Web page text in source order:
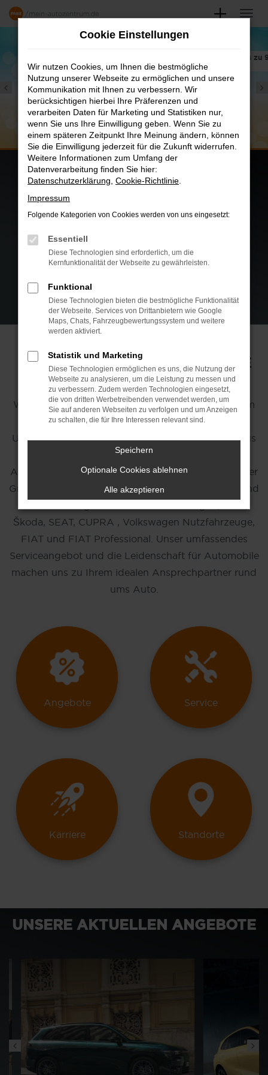
Zum
Hauptinhalt
MAZ / MEIN-AUTOZENTRUM.DE
Willkommen bei maz/mein-autozentrum.de – Ihrem
kompetenten Partner für Mobilität. Unsere
Unternehmensgruppe, bestehend aus der Autohaus
Wolter GmbH, Dannacker & Laudien GmbH,
Autohaus Könecke M&M GmbH und Autohaus Niber
GmbH, bietet Ihnen eine breite Auswahl an Neu- und
Škoda, SEAT, CUPRA , Volkswagen Nutzfahrzeuge,
FIAT und FIAT Professional. Unser umfassendes
Serviceangebot und die Leidenschaft für Automobile
machen uns zu Ihrem idealen Ansprechpartner rund
ums Auto.
Angebote Service
Karriere Standorte
UNSERE AKTUELLEN ANGEBOTE
Cookie Einstellungen
Wir nutzen Cookies, um Ihnen die bestmögliche
Nutzung unserer Webseite zu ermöglichen und unsere
Kommunikation mit Ihnen zu verbessern. Wir
berücksichtigen hierbei Ihre Präferenzen und
verarbeiten Daten für Marketing und Statistiken nur,
wenn Sie uns Ihre Einwilligung geben. Wenn Sie zu
einem späteren Zeitpunkt Ihre Meinung ändern, können
Sie die Einwilligung jederzeit für die Zukunft widerrufen.
Weitere Informationen zum Umfang der
Datenverarbeitung finden Sie hier:
Datenschutzerklärung Cookie-Richtlinie
Impressum
Folgende Kategorien von Cookies werden von uns eingesetzt:
Essentiell
Diese Technologien sind erforderlich, um die
Kernfunktionalität der Webseite zu gewährleisten.
Funktional
Diese Technologien bieten die bestmögliche Funktionalität
der Webseite. Services von Drittanbietern wie Google
Maps, Chats, Fahrzeugbewertungssystem und weitere
werden aktiviert.
Statistik und Marketing
Diese Technologien ermöglichen es uns, die Nutzung der
Webseite zu analysieren, um die Leistung zu messen und
zu verbessern. Zudem werden Technologien eingesetzt,
die von dritten Werbetreibenden verwendet werden, um
Sie auf anderen Webseiten zu verfolgen und um Anzeigen
zu schalten, die für Ihre Interessen relevant sind.
Speichern
Optionale Cookies ablehnen
Alle akzeptieren